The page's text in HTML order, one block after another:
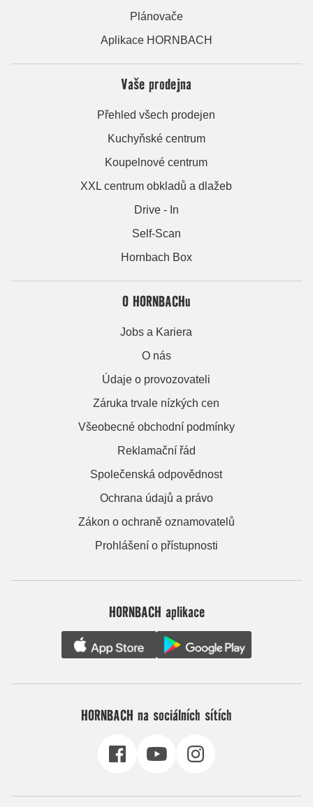
Plánovače
Aplikace HORNBACH
Vaše prodejna
Přehled všech prodejen
Kuchyňské centrum
Koupelnové centrum
XXL centrum obkladů a dlažeb
Drive - In
Self-Scan
Hornbach Box
O HORNBACHu
Jobs a Kariera
O nás
Údaje o provozovateli
Záruka trvale nízkých cen
Všeobecné obchodní podmínky
Reklamační řád
Společenská odpovědnost
Ochrana údajů a právo
Zákon o ochraně oznamovatelů
Prohlášení o přístupnosti
HORNBACH aplikace
HORNBACH na sociálních sítích